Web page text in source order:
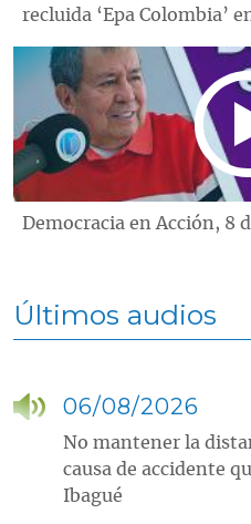
recluida ‘Epa Colombia’
Democracia en Acción, 8
Últimos audios
06/08/2026
No mantener la
causa de accidente
Ibagué